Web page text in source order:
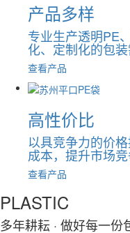
产品多样
专业生产透明PE
化、定制化的包装
查看产品
高性价比
以具竞争力的价
成本，提升市场
查看产品
PLASTIC
多年耕耘 · 做好每一份